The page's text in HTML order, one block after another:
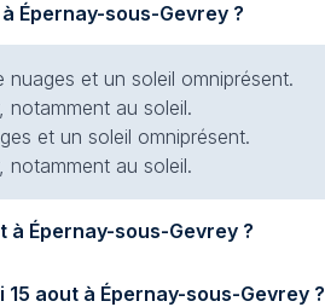
il aujourd'hui samedi 8 aout à Épernay-sous-Gevrey ?
et un soleil omniprésent.
notamment au soleil.
et un soleil omniprésent.
notamment au soleil.
t-il demain dimanche 9 aout à Épernay-sous-Gevrey ?
t-il samedi prochain samedi 15 aout à Épernay-sous-Gevrey ?